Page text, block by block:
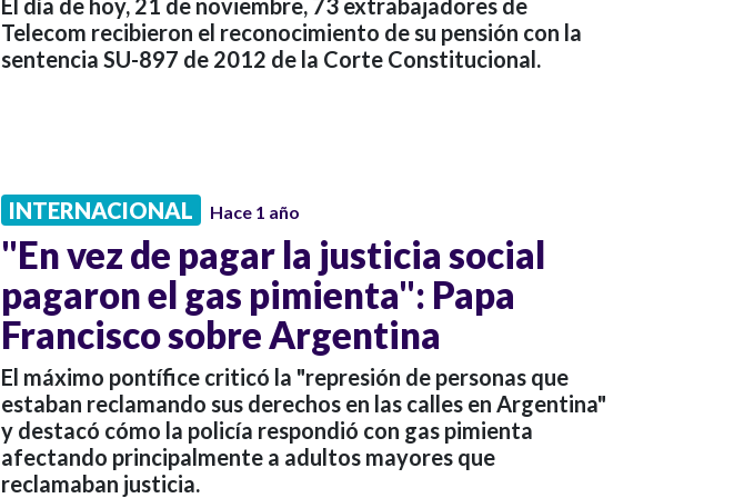
El día de hoy, 21 de noviembre, 73 extrabajadores de
Telecom recibieron el reconocimiento de su pensión con la
sentencia SU-897 de 2012 de la Corte Constitucional.
INTERNACIONAL Hace 1 año
"En vez de pagar la justicia social
pagaron el gas pimienta": Papa
Francisco sobre Argentina
El máximo pontífice criticó la "represión de personas que
estaban reclamando sus derechos en las calles en Argentina"
y destacó cómo la policía respondió con gas pimienta
afectando principalmente a adultos mayores que
reclamaban justicia.